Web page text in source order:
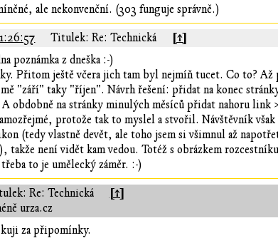
ale nekonvenční. (303 funguje správně.)
Titulek: Re: Technická [↑]
poznámka z dneška :-)
Přitom ještě včera jich tam byl nejmíň tucet. Co to? Až
"září" taky "říjen". Návrh řešení: přidat na konec
obdobně na stránky minulých měsíců přidat nahoru link
protože tak to myslel a stvořil. Návštěvník
(tedy vlastně devět, ale toho jsem si všimnul až
takže není vidět kam vedou. Totéž s obrázkem
to je umělecký záměr. :-)
Re: Technická [↑]
urza.cz
za připomínky.